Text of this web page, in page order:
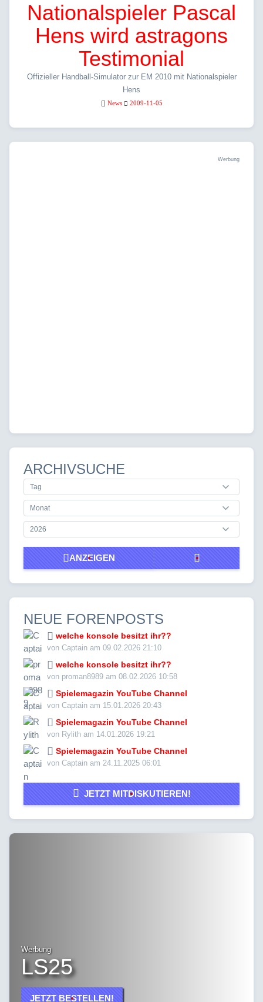
Nationalspieler Pascal
Hens wird astragons
Testimonial
Offizieller Handball-Simulator zur EM 2010 mit Nationalspieler
Hens
News 2009-11-05
Werbung
ARCHIVSUCHE
ANZEIGEN
NEUE FORENPOSTS
welche konsole besitzt ihr??
von Captain am 09.02.2026 21:10
welche konsole besitzt ihr??
von proman8989 am 08.02.2026 10:58
Spielemagazin YouTube Channel
von Captain am 15.01.2026 20:43
Spielemagazin YouTube Channel
von Rylith am 14.01.2026 19:21
Spielemagazin YouTube Channel
von Captain am 24.11.2025 06:01
JETZT MITDISKUTIEREN!
Werbung
LS25
JETZT BESTELLEN!